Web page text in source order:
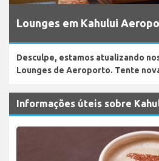
Lounges em Kahului
Desculpe, estamos atualizando
Lounges de Aeroporto. Tente
Informações úteis sobre